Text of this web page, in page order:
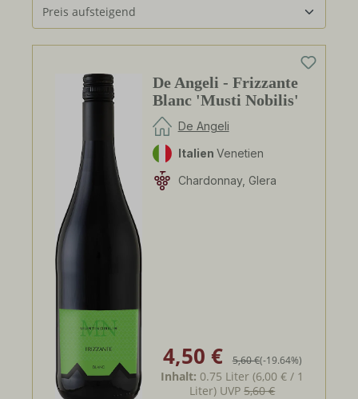
De Angeli - Frizzante
Blanc 'Musti Nobilis'
De Angeli
Italien Venetien
Chardonnay, Glera
Verkaufspreis:
4,50 € Regulärer Preis:
5,60 €(-19.64%)
Inhalt: 0.75 Liter(6,00 € / 1
Liter) UVP5,60 €